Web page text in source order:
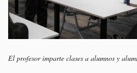
El profesor imparte clases a alumnos y